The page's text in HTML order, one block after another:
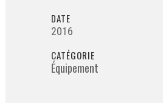
DATE
2016
CATÉGORIE
Équipement